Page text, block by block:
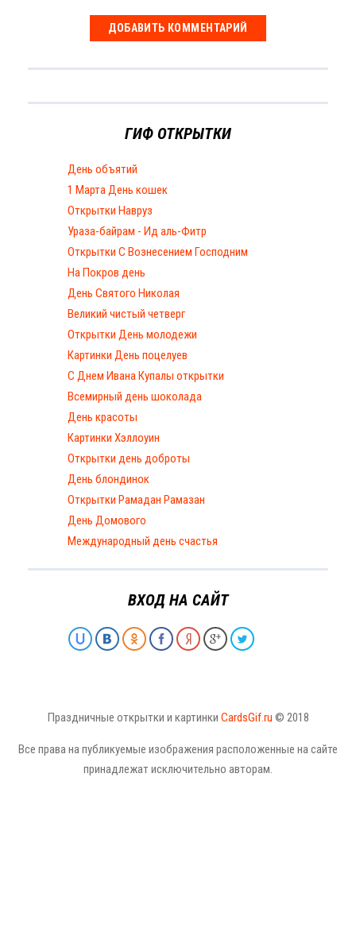
ГИФ ОТКРЫТКИ
День объятий
1 Марта День кошек
Открытки Навруз
Ураза-байрам - Ид аль-Фитр
Открытки С Вознесением Господним
На Покров день
День Святого Николая
Великий чистый четверг
Открытки День молодежи
Картинки День поцелуев
С Днем Ивана Купалы открытки
Всемирный день шоколада
День красоты
Картинки Хэллоуин
Открытки день доброты
День блондинок
Открытки Рамадан Рамазан
День Домового
Международный день счастья
ВХОД НА САЙТ
Праздничные открытки и картинки CardsGif.ru © 2018
Все права на публикуемые изображения расположенные на сайте
принадлежат исключительно авторам.